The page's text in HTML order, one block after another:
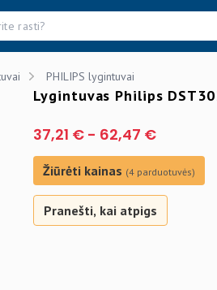
PHILIPS lygintuvai
Lygintuvas Philips
37,21 € - 62,47 €
Žiūrėti kainas (4 parduotuvės)
Pranešti, kai atpigs